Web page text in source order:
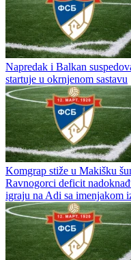
Napredak i Balkan
startuje u okrnjenom sastavu
Komgrap stiže u Makišku
Ravnogorci deficit
igraju na Adi sa imenjakom